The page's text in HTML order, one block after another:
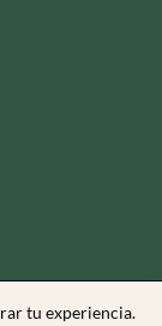
tu experiencia.